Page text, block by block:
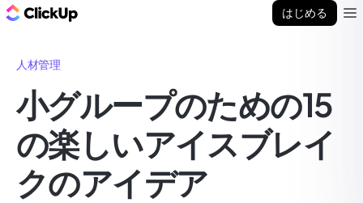
はじめる
人材管理
小グループのための15
の楽しいアイスブレイ
クのアイデア